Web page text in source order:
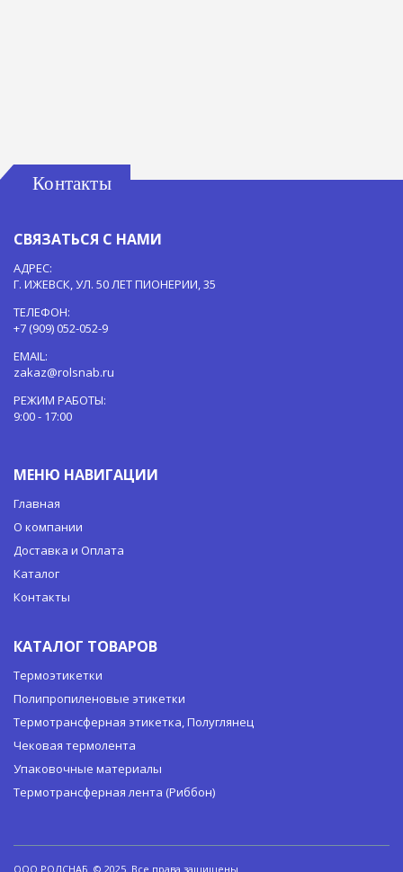
Контакты
СВЯЗАТЬСЯ С НАМИ
АДРЕС:
Г. ИЖЕВСК, УЛ. 50 ЛЕТ ПИОНЕРИИ, 35
ТЕЛЕФОН:
+7 (909) 052-052-9
EMAIL:
zakaz@rolsnab.ru
РЕЖИМ РАБОТЫ:
9:00 - 17:00
МЕНЮ НАВИГАЦИИ
Главная
О компании
Доставка и Оплата
Каталог
Контакты
КАТАЛОГ ТОВАРОВ
Термоэтикетки
Полипропиленовые этикетки
Термотрансферная этикетка, Полуглянец
Чековая термолента
Упаковочные материалы
Термотрансферная лента (Риббон)
ООО РОЛСНАБ. © 2025. Все права защищены